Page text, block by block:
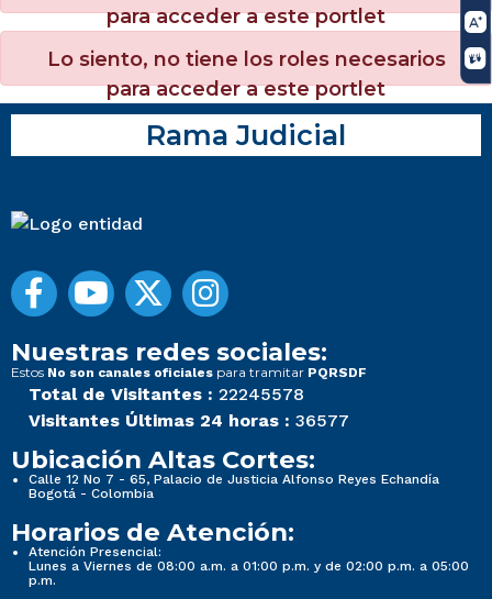
para acceder a este portlet
Lo siento, no tiene los roles necesarios
para acceder a este portlet
Rama Judicial
Nuestras redes sociales:
Estos No son canales oficiales para tramitar PQRSDF
Total de Visitantes : 22245578
Visitantes Últimas 24 horas : 36577
Ubicación Altas Cortes:
Calle 12 No 7 - 65, Palacio de Justicia Alfonso Reyes Echandía
Bogotá - Colombia
Horarios de Atención:
Atención Presencial:
Lunes a Viernes de 08:00 a.m. a 01:00 p.m. y de 02:00 p.m. a 05:00
p.m.